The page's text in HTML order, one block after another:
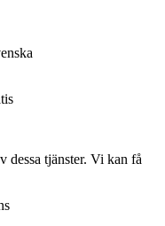
dessa tjänster. Vi kan få